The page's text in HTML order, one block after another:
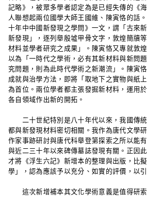
記略》，被眾多學者認定為是已經失傳的《
人聯想起兩位國學大師王國維、陳寅恪的話
十年中中國新發現之學問》一文，謂「古來
新發現」，逐列舉殷墟甲骨文字，敦煌簡牘
材料並學者研究之成果」。陳寅恪又專就敦
以為「一時代之學術，必有其新材料與新問
究問題，則為此時代學術之新潮流」。陳寅
成就與治學方法，即將「取地下之實物與紙
為首位。兩位學者都主張發掘新材料，運用
各自領域作出新的開拓。
二十世紀特別是八十年代以來，我國傳統
都與新發現材料密切相關。我作為唐代文學
作家事跡研討與唐代科舉登第探索之所以能
與近二三十年以來碑傳墓誌發現有關。正因
才將《浮生六記》新增本的整理與出版，比
學」，認為應該予以充分、如實的評價，以
這次新增補本其文化學術意義是值得研索